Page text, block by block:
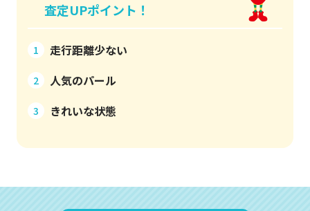
査定UPポイント！
1 走行距離少ない
2 人気のパール
3 きれいな状態